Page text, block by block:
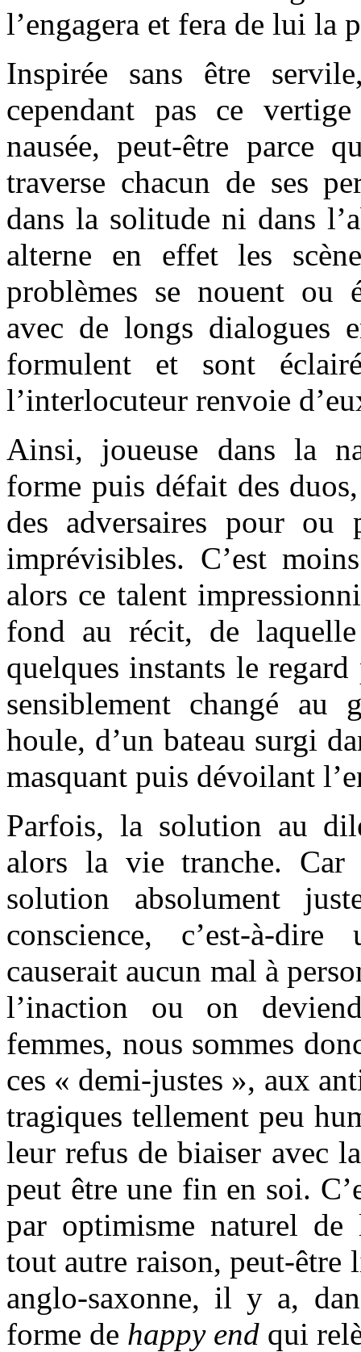
l’engagera et fera de lui la
Inspirée sans être
cependant pas ce
nausée, peut-être parce
traverse chacun de ses
dans la solitude ni dans
alterne en effet les
problèmes se nouent ou
avec de longs dialogues
formulent et sont
l’interlocuteur renvoie
Ainsi, joueuse dans la
forme puis défait des
des adversaires pour
imprévisibles. C’est
alors ce talent
fond au récit, de
quelques instants le
sensiblement changé au
houle, d’un bateau surgi
masquant puis dévoilant
Parfois, la solution au
alors la vie tranche.
solution absolument
conscience, c’est-à-
causerait aucun mal à
l’inaction ou on
femmes, nous sommes
ces « demi-justes », aux
tragiques tellement peu
leur refus de biaiser avec
peut être une fin en soi.
par optimisme naturel
tout autre raison, peut-être
anglo-saxonne, il y a,
forme de happy end qui